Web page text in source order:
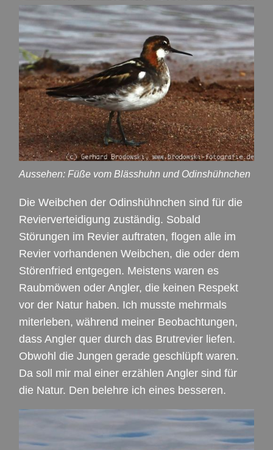
Aussehen: Füße vom Blässhuhn und Odinshühnchen
Die Weibchen der Odinshühnchen sind für die
Revierverteidigung zuständig. Sobald
Störungen im Revier auftraten, flogen alle im
Revier vorhandenen Weibchen, die oder dem
Störenfried entgegen. Meistens waren es
Raubmöwen oder Angler, die keinen Respekt
vor der Natur haben. Ich musste mehrmals
miterleben, während meiner Beobachtungen,
dass Angler quer durch das Brutrevier liefen.
Obwohl die Jungen gerade geschlüpft waren.
Da soll mir mal einer erzählen Angler sind für
die Natur. Den belehre ich eines besseren.